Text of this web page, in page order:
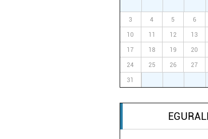
3 4 5 6
10 11 12 13
17 18 19 20
24 25 26 27
31